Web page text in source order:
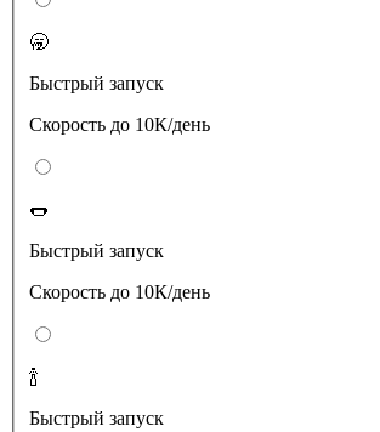
🥱
Быстрый запуск
Скорость до 10К/день
🌭
Быстрый запуск
Скорость до 10К/день
🍾
Быстрый запуск